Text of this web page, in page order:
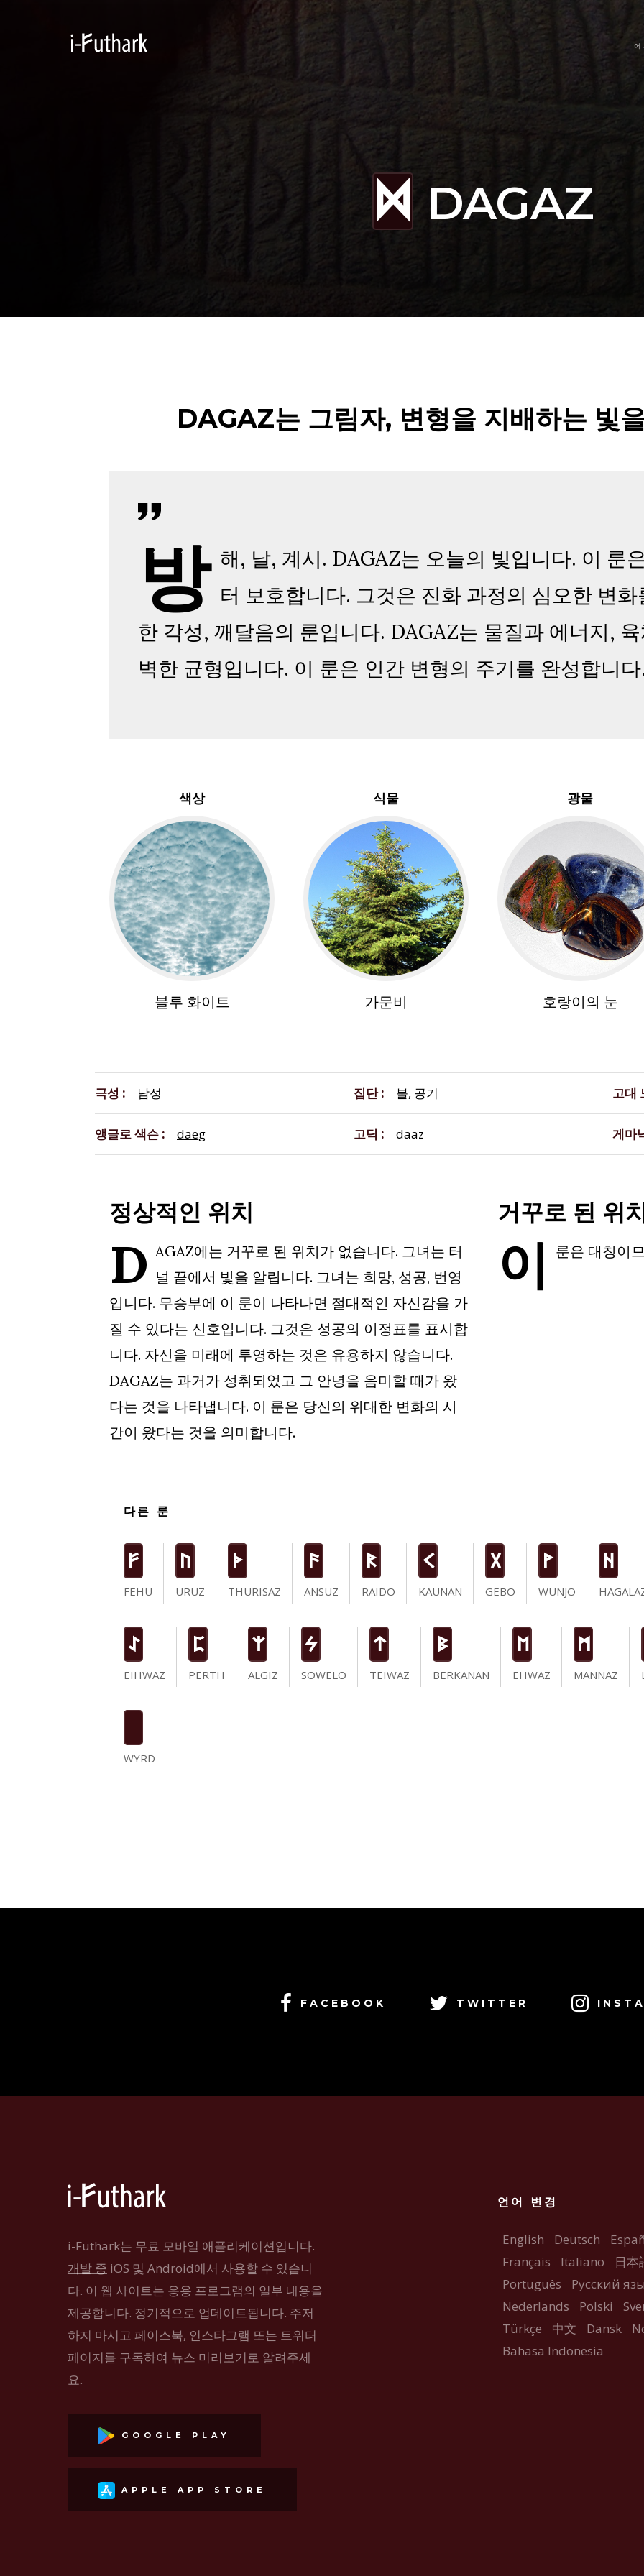
D DAGAZ
DAGAZ는 그림자, 변형을 지배하는 빛
방 해, 날, 계시. DAGAZ는 오늘의 빛입니다. 이 룬
터 보호합니다. 그것은 진화 과정의 심오한 변
한 각성, 깨달음의 룬입니다. DAGAZ는 물질과 에너지,
벽한 균형입니다. 이 룬은 인간 변형의 주기를 완성합니
색상
블루 화이트
식물
가문비
광물
호랑이의 눈
극성 남성 집단 불, 공기 고대
앵글로 색슨 daeg 고딕 daaz 게마
정상적인 위치
D AGAZ에는 거꾸로 된 위치가 없습니다. 그녀는 터
널 끝에서 빛을 알립니다. 그녀는 희망, 성공, 번영
입니다. 무승부에 이 룬이 나타나면 절대적인 자신감을 가
질 수 있다는 신호입니다. 그것은 성공의 이정표를 표시합
니다. 자신을 미래에 투영하는 것은 유용하지 않습니다.
DAGAZ는 과거가 성취되었고 그 안녕을 음미할 때가 왔
다는 것을 나타냅니다. 이 룬은 당신의 위대한 변화의 시
간이 왔다는 것을 의미합니다.
거꾸로 된 위
이 룬은 대칭이
다른 룬
F
FEHU
U
URUZ
T
THURISAZ
a
ANSUZ
R
RAIDO
K
KAUNAN
G
GEBO
W
WUNJO
H
I
EIHWAZ
P
PERTH
Z
ALGIZ
S
SOWELO
t
TEIWAZ
B
BERKANAN
E
EHWAZ
M
MANNAZ
WYRD
FACEBOOK TWITTER
i-Futhark는 무료 모바일 애플리케이션입니다.
개발 중 iOS 및 Android에서 사용할 수 있습니
다. 이 웹 사이트는 응용 프로그램의 일부 내용을
제공합니다. 정기적으로 업데이트됩니다. 주저
하지 마시고 페이스북, 인스타그램 또는 트위터
페이지를 구독하여 뉴스 미리보기로 알려주세
요.
GOOGLE PLAY
APPLE APP STORE
언어 변경
English Deutsch
Français
Italiano
日本
Português
Русский
Nederlands
Polski
Türkçe
中文 Dansk
Bahasa Indonesia